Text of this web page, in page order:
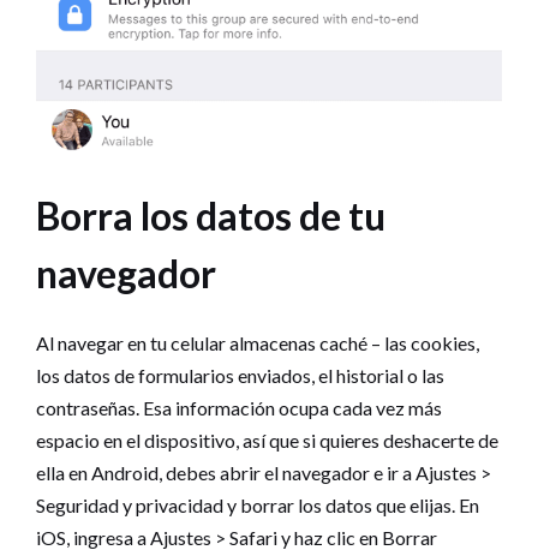
Borra los datos de tu
navegador
Al navegar en tu celular almacenas caché – las cookies,
los datos de formularios enviados, el historial o las
contraseñas. Esa información ocupa cada vez más
espacio en el dispositivo, así que si quieres deshacerte de
ella en Android, debes abrir el navegador e ir a Ajustes >
Seguridad y privacidad y borrar los datos que elijas. En
iOS, ingresa a Ajustes > Safari y haz clic en Borrar